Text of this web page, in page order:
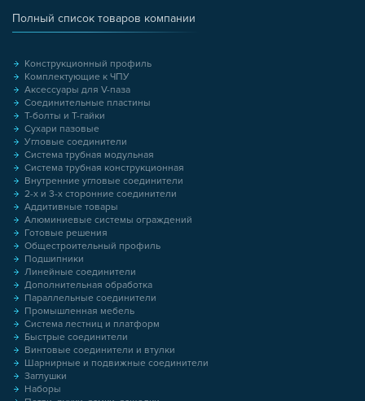
Полный список товаров компании
Конструкционный профиль
Комплектующие к ЧПУ
Аксессуары для V-паза
Соединительные пластины
Т-болты и Т-гайки
Сухари пазовые
Угловые соединители
Система трубная модульная
Система трубная конструкционная
Внутренние угловые соединители
2-х и 3-х сторонние соединители
Аддитивные товары
Алюминиевые системы ограждений
Готовые решения
Общестроительный профиль
Подшипники
Линейные соединители
Дополнительная обработка
Параллельные соединители
Промышленная мебель
Система лестниц и платформ
Быстрые соединители
Винтовые соединители и втулки
Шарнирные и подвижные соединители
Заглушки
Наборы